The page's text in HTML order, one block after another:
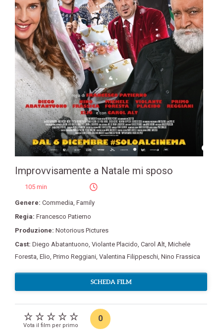
Improvvisamente a Natale mi sposo
105 min
Genere: Commedia, Family
Regia: Francesco Patierno
Produzione: Notorious Pictures
Cast: Diego Abatantuono, Violante Placido, Carol Alt, Michele
Foresta, Elio, Primo Reggiani, Valentina Filippeschi, Nino Frassica
SCHEDA FILM
Vota il film per primo
0